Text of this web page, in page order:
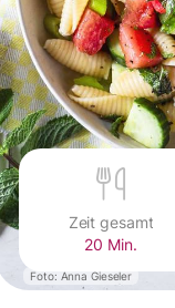
Foto: Anna Gieseler
Zeit gesamt
20 Min.